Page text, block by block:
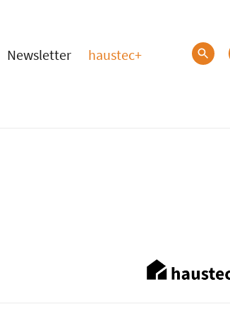
Newsletter haustec+